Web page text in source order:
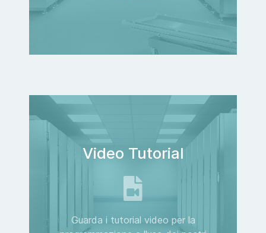
Video Tutorial
Guarda i tutorial video per la